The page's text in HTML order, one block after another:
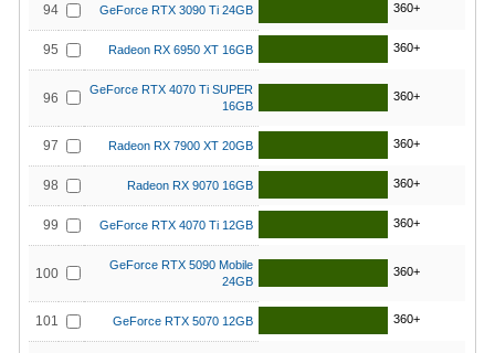
94 GeForce RTX 3090 Ti 24GB 360+
95 Radeon RX 6950 XT 16GB 360+
96
GeForce RTX 4070 Ti SUPER
16GB
360+
97 Radeon RX 7900 XT 20GB 360+
98 Radeon RX 9070 16GB 360+
99 GeForce RTX 4070 Ti 12GB 360+
100
GeForce RTX 5090 Mobile
24GB
360+
101 GeForce RTX 5070 12GB 360+